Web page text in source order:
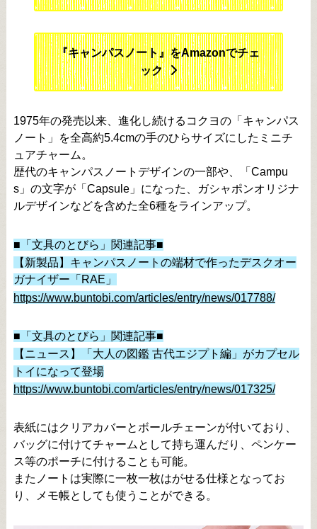
『キャンパスノート』をAmazonでチェ
ック
1975年の発売以来、進化し続けるコクヨの「キャンパス
ノート」を全高約5.4cmの手のひらサイズにしたミニチ
ュアチャーム。
歴代のキャンパスノートデザインの一部や、「Campu
s」の文字が「Capsule」になった、ガシャポンオリジナ
ルデザインなどを含めた全6種をラインアップ。
■「文具のとびら」関連記事■
【新製品】キャンパスノートの端材で作ったデスクオー
ガナイザー「RAE」
https://www.buntobi.com/articles/entry/news/017788/
■「文具のとびら」関連記事■
【ニュース】「大人の図鑑 古代エジプト編」がカプセル
トイになって登場
https://www.buntobi.com/articles/entry/news/017325/
表紙にはクリアカバーとボールチェーンが付いており、
バッグに付けてチャームとして持ち運んだり、ペンケー
ス等のポーチに付けることも可能。
またノートは実際に一枚一枚はがせる仕様となってお
り、メモ帳としても使うことができる。